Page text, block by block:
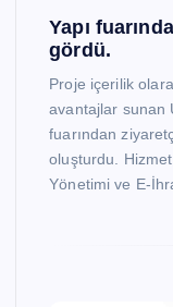
Yapı
gördü.
Proje içerilik
avantajlar sunan
fuarından
oluşturdu.
Yönetimi ve E-